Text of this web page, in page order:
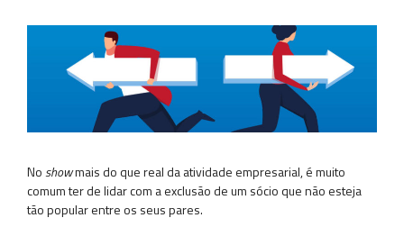
Noshowmais do que real da atividade empresarial, é muito
comum ter de lidar com a exclusão de um sócio que não esteja
tão popular entre os seus pares.